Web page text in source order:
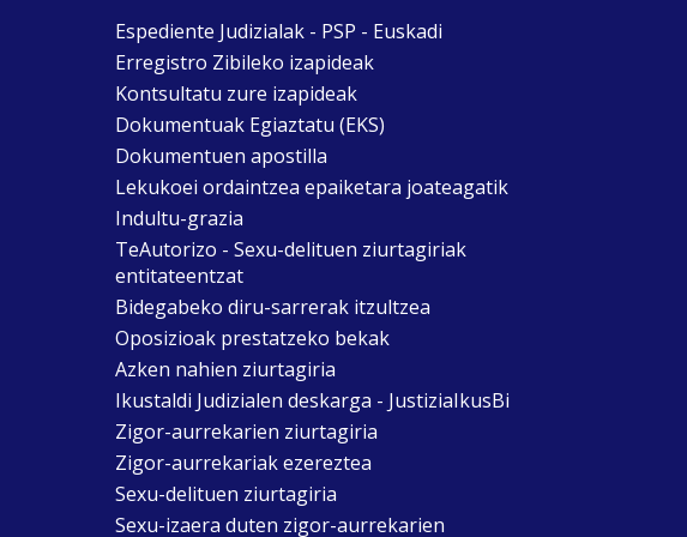
Espediente Judizialak - PSP - Euskadi
Erregistro Zibileko izapideak
Kontsultatu zure izapideak
Dokumentuak Egiaztatu (EKS)
Dokumentuen apostilla
Lekukoei ordaintzea epaiketara joateagatik
Indultu-grazia
TeAutorizo - Sexu-delituen ziurtagiriak
entitateentzat
Bidegabeko diru-sarrerak itzultzea
Oposizioak prestatzeko bekak
Azken nahien ziurtagiria
Ikustaldi Judizialen deskarga - JustiziaIkusBi
Zigor-aurrekarien ziurtagiria
Zigor-aurrekariak ezereztea
Sexu-delituen ziurtagiria
Sexu-izaera duten zigor-aurrekarien